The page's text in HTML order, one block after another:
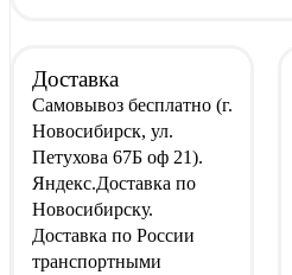
Доставка
Самовывоз бесплатно (г.
Новосибирск, ул.
Петухова 67Б оф 21).
Яндекс.Доставка по
Новосибирску.
Доставка по России
транспортными